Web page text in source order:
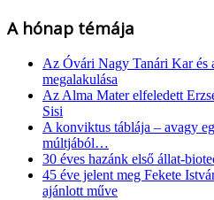
A hónap témája
Az Óvári Nagy Tanári Kar és
megalakulása
Az Alma Mater elfeledett
Sisi
A konviktus táblája – avagy
múltjából…
30 éves hazánk első állat-
45 éve jelent meg Fekete
ajánlott műve